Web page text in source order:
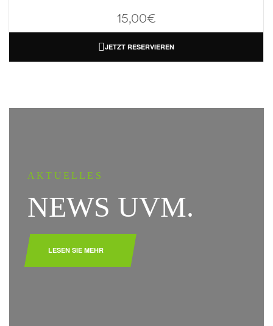
15,00€
JETZT RESERVIEREN
AKTUELLES
NEWS UVM.
LESEN SIE MEHR